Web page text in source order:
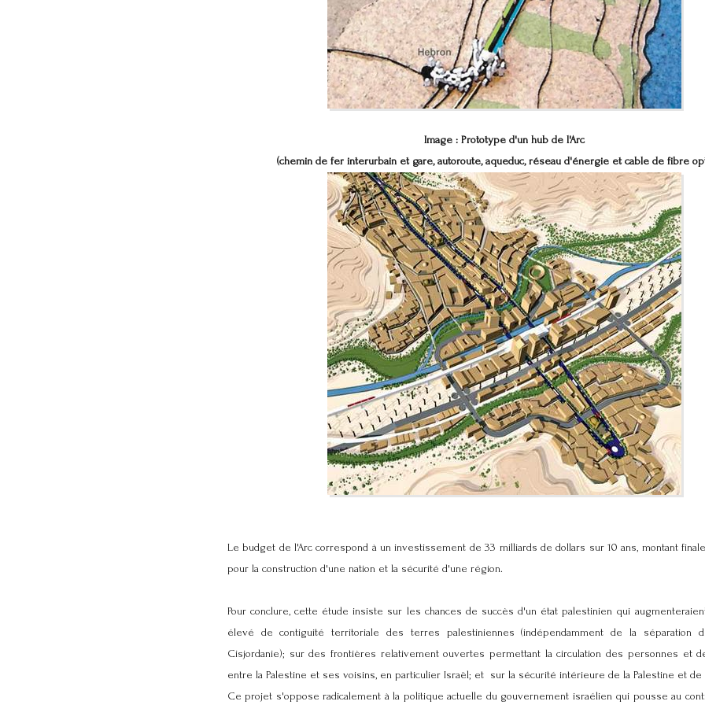
Image : Prototype d'un hub de l'Arc
(chemin de fer interurbain et gare, autoroute, aqueduc, réseau d'énergie et cable de fibre
Le budget de l'Arc correspond à un investissement de 33 milliards de dollars sur 10 ans, montant
pour la construction d'une nation et la sécurité d'une région.
Pour conclure, cette étude insiste sur les chances de succès d'un état palestinien qui
élevé de contiguité territoriale des terres palestiniennes (indépendamment de la séparation
Cisjordanie); sur des frontières relativement ouvertes permettant la circulation des personnes et
entre la Palestine et ses voisins, en particulier Israël; et sur la sécurité intérieure de la Palestine et de
Ce projet s'oppose radicalement à la politique actuelle du gouvernement israélien qui pousse au